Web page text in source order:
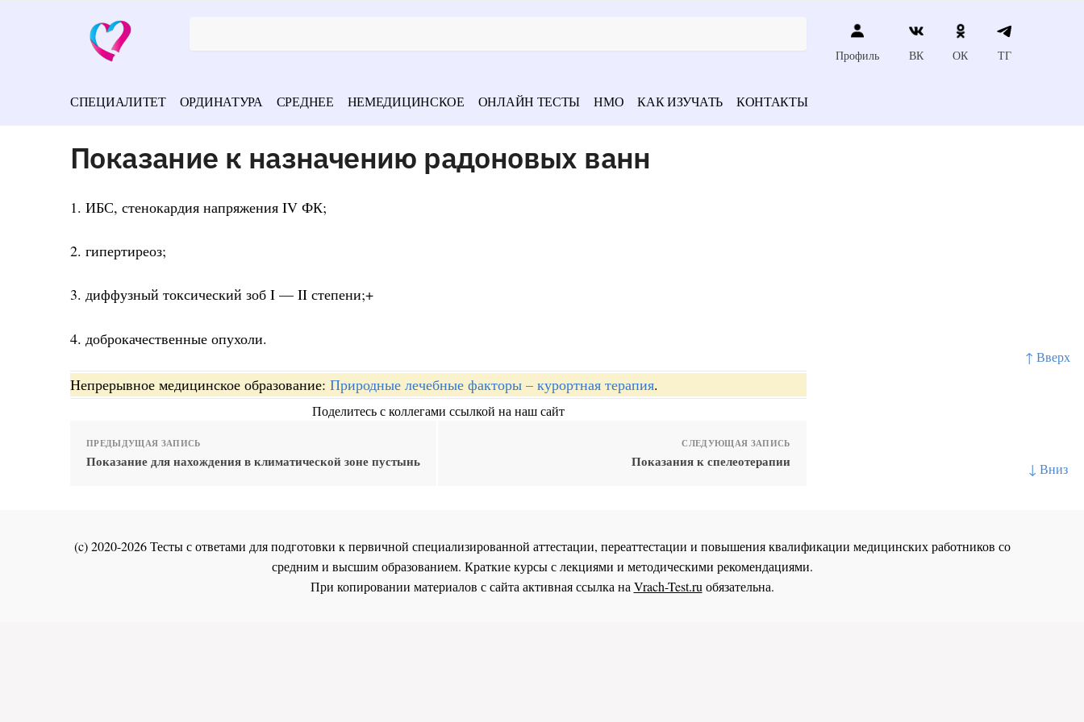
↑ Вверх
↓ Вниз
Профиль ВК ОК ТГ
СПЕЦИАЛИТЕТ ОРДИНАТУРА СРЕДНЕЕ НЕМЕДИЦИНСКОЕ ОНЛАЙН ТЕСТЫ НМО КАК ИЗУЧАТЬ КОНТАКТЫ
Показание к назначению радоновых ванн
1. ИБС, стенокардия напряжения IV ФК;
2. гипертиреоз;
3. диффузный токсический зоб I — II степени;+
4. доброкачественные опухоли.
Непрерывное медицинское образование: Природные лечебные факторы – курортная терапия.
Поделитесь с коллегами ссылкой на наш сайт
ПРЕДЫДУЩАЯ ЗАПИСЬ
Показание для нахождения в климатической зоне пустынь
СЛЕДУЮЩАЯ ЗАПИСЬ
Показания к спелеотерапии
(c) 2020-2026 Тесты с ответами для подготовки к первичной специализированной аттестации, переаттестации и повышения квалификации медицинских работников со
средним и высшим образованием. Краткие курсы с лекциями и методическими рекомендациями.
При копировании материалов с сайта активная ссылка наVrach-Test.ruобязательна.